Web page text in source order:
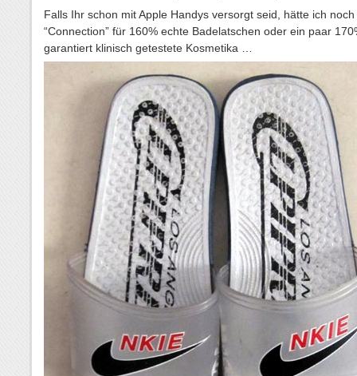
Falls Ihr schon mit Apple Handys versorgt seid, hätte ich
“Connection” für 160% echte Badelatschen oder ein paar
garantiert klinisch getestete Kosmetika …